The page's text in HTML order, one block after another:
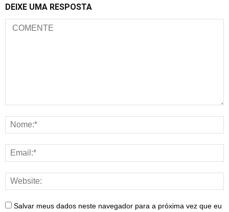
DEIXE UMA RESPOSTA
Salvar meus dados neste navegador para a próxima vez que eu